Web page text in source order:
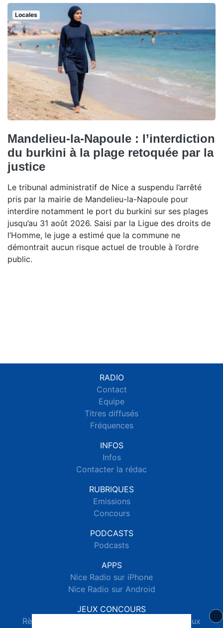
Locales
Mandelieu-la-Napoule : l’interdiction
du burkini à la plage retoquée par la
justice
Le tribunal administratif de Nice a suspendu l’arrêté
pris par la mairie de Mandelieu-la-Napoule pour
interdire notamment le port du burkini sur ses plages
jusqu’au 31 août 2026. Saisi par la Ligue des droits de
l’Homme, le juge a estimé que la commune ne
démontrait aucun risque actuel de trouble à l’ordre
public.
RADIO
Contact
Equipe
Titres diffusés
Fréquences
INFOS
Infos
Contacter la rédac
RUBRIQUES
Emissions
Concours
PODCASTS
Podcasts
APPS
Nice Radio sur iPhone
Nice Radio sur Android
JEUX CONCOURS
Règlements des jeux concours réseaux sociaux